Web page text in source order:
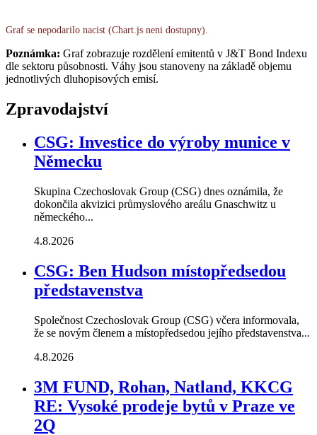
Graf se nepodarilo nacist (Chart.js neni dostupny).
Poznámka: Graf zobrazuje rozdělení emitentů v J&T Bond Indexu
dle sektoru působnosti. Váhy jsou stanoveny na základě objemu
jednotlivých dluhopisových emisí.
Zpravodajství
CSG: Investice do výroby munice v
Německu
Skupina Czechoslovak Group (CSG) dnes oznámila, že
dokončila akvizici průmyslového areálu Gnaschwitz u
německého...
4.8.2026
CSG: Ben Hudson místopředsedou
představenstva
Společnost Czechoslovak Group (CSG) včera informovala,
že se novým členem a místopředsedou jejího představenstva...
4.8.2026
3M FUND, Rohan, Natland, KKCG
RE: Vysoké prodeje bytů v Praze ve
2Q